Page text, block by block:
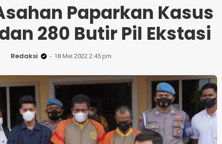
Paparkan Kasus
280 Butir Pil Ekstasi
Redaksi 18 Mei 2022 2:45 pm